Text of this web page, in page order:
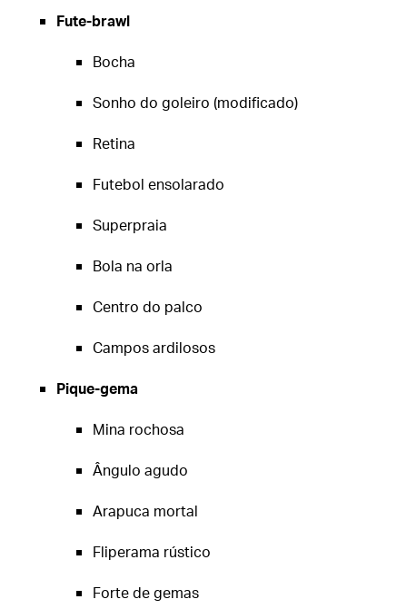
Fute-brawl
Bocha
Sonho do goleiro (modificado)
Retina
Futebol ensolarado
Superpraia
Bola na orla
Centro do palco
Campos ardilosos
Pique-gema
Mina rochosa
Ângulo agudo
Arapuca mortal
Fliperama rústico
Forte de gemas